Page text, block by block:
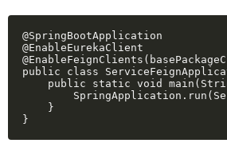
@SpringBootApplication
@EnableEurekaClient
public class
public static void
}
}